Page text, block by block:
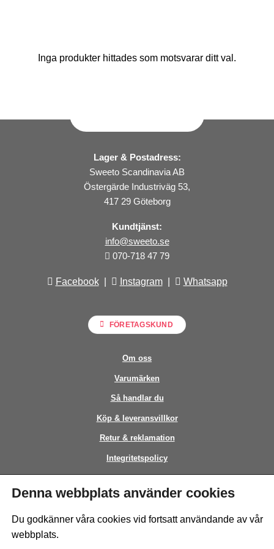
Inga produkter hittades som motsvarar ditt val.
Lager & Postadress:
Sweeto Scandinavia AB
Östergärde Industriväg 53,
417 29 Göteborg
Kundtjänst:
info@sweeto.se
070-718 47 79
Facebook| Instagram| Whatsapp
FÖRETAGSKUND
Om oss
Varumärken
Så handlar du
Köp & leveransvillkor
Retur & reklamation
Integritetspolicy
Kontakt
This site is protected by reCAPTCHA and the GooglePrivacy Policyand
Denna webbplats använder cookies
Du godkänner våra cookies vid fortsatt användande av vår
webbplats.